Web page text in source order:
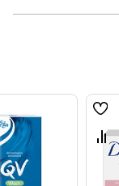
قائمة
قارن